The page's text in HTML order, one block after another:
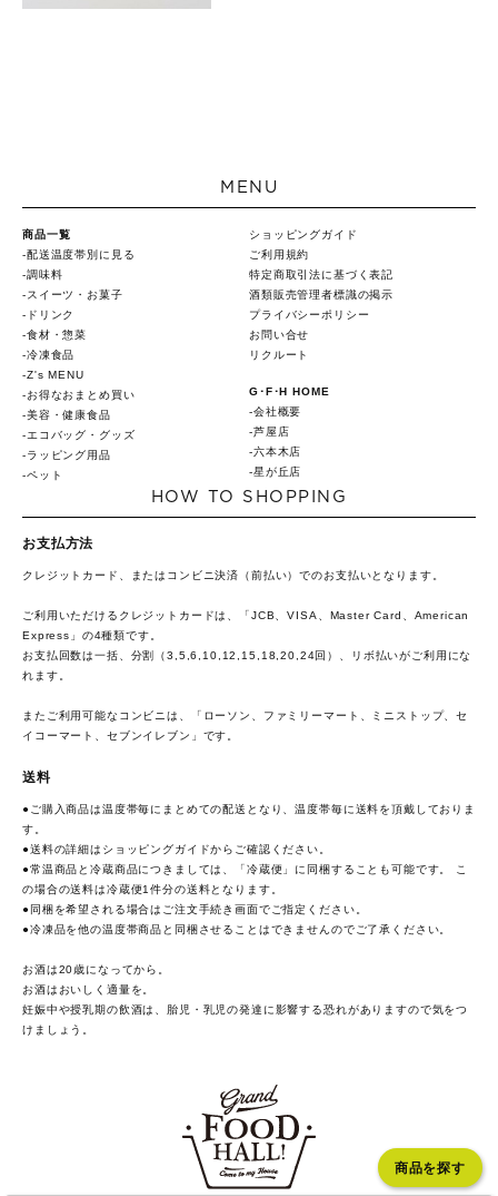
MENU
商品一覧
配送温度帯別に見る
調味料
スイーツ・お菓子
ドリンク
食材・惣菜
冷凍食品
Z's MENU
お得なおまとめ買い
美容・健康食品
エコバッグ・グッズ
ラッピング用品
ペット
ショッピングガイド
ご利用規約
特定商取引法に基づく表記
酒類販売管理者標識の掲示
プライバシーポリシー
お問い合せ
リクルート
G･F･H HOME
会社概要
芦屋店
六本木店
星が丘店
HOW TO SHOPPING
お支払方法
クレジットカード、またはコンビニ決済（前払い）でのお支払いとなります。
ご利用いただけるクレジットカードは、「JCB、VISA、Master Card、American
Express」の4種類です。
お支払回数は一括、分割（3,5,6,10,12,15,18,20,24回）、リボ払いがご利用にな
れます。
またご利用可能なコンビニは、「ローソン、ファミリーマート、ミニストップ、セ
イコーマート、セブンイレブン」です。
送料
●ご購入商品は温度帯毎にまとめての配送となり、温度帯毎に送料を頂戴しておりま
す。
●送料の詳細は ショッピングガイドからご確認ください。
●常温商品と冷蔵商品につきましては、「冷蔵便」に同梱することも可能です。 こ
の場合の送料は冷蔵便1件分の送料となります。
●同梱を希望される場合はご注文手続き画面でご指定ください。
●冷凍品を他の温度帯商品と同梱させることはできませんのでご了承ください。
お酒は20歳になってから。
お酒はおいしく適量を。
妊娠中や授乳期の飲酒は、胎児・乳児の発達に影響する恐れがありますので気をつ
けましょう。
商品を探す